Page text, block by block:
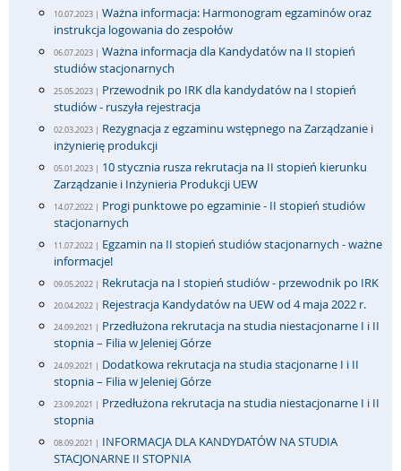
10.07.2023 | Ważna informacja: Harmonogram egzaminów oraz
instrukcja logowania do zespołów
06.07.2023 | Ważna informacja dla Kandydatów na II stopień
studiów stacjonarnych
25.05.2023 | Przewodnik po IRK dla kandydatów na I stopień
studiów - ruszyła rejestracja
02.03.2023 | Rezygnacja z egzaminu wstępnego na Zarządzanie i
inżynierię produkcji
05.01.2023 | 10 stycznia rusza rekrutacja na II stopień kierunku
Zarządzanie i Inżynieria Produkcji UEW
14.07.2022 | Progi punktowe po egzaminie - II stopień studiów
stacjonarnych
11.07.2022 | Egzamin na II stopień studiów stacjonarnych - ważne
informacje!
09.05.2022 | Rekrutacja na I stopień studiów - przewodnik po IRK
20.04.2022 | Rejestracja Kandydatów na UEW od 4 maja 2022 r.
24.09.2021 | Przedłużona rekrutacja na studia niestacjonarne I i II
stopnia – Filia w Jeleniej Górze
24.09.2021 | Dodatkowa rekrutacja na studia stacjonarne I i II
stopnia – Filia w Jeleniej Górze
23.09.2021 | Przedłużona rekrutacja na studia niestacjonarne I i II
stopnia
08.09.2021 | INFORMACJA DLA KANDYDATÓW NA STUDIA
STACJONARNE II STOPNIA